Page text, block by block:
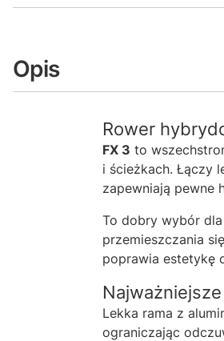
Opis
Rower
FX 3 to
i ścieżkach. Łączy
zapewniają pewne
To dobry wybór
przemieszczania
poprawia estetykę
Lekka rama z
ograniczając